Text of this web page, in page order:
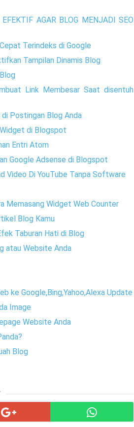
AGAR BLOG MENJADI SEO
Terindeks di Google
Tampilan Dinamis Blog
Link Membesar Saat disentuh
di Postingan Blog Anda
di Blogspot
Entri Atom
Google Adsense di Blogspot
Video Di YouTube Tanpa Software
Memasang Widget Web Counter
Blog Kamu
Taburan Hati di Blog
atau Website Anda
ke Google,Bing,Yahoo,Alexa Update
Image
Website Anda
Blog